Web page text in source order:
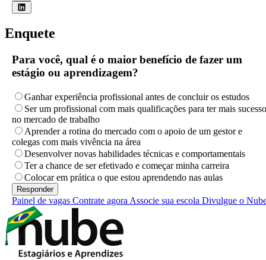
Enquete
Para você, qual é o maior benefício de fazer um
estágio ou aprendizagem?
Ganhar experiência profissional antes de concluir os estudos
Ser um profissional com mais qualificações para ter mais sucesso
no mercado de trabalho
Aprender a rotina do mercado com o apoio de um gestor e
colegas com mais vivência na área
Desenvolver novas habilidades técnicas e comportamentais
Ter a chance de ser efetivado e começar minha carreira
Colocar em prática o que estou aprendendo nas aulas
Painel de vagas Contrate agora Associe sua escola Divulgue o